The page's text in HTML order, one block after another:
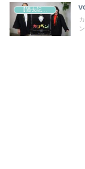
【過去記事】シネマクエスト「神取恭子のシネマコラム」